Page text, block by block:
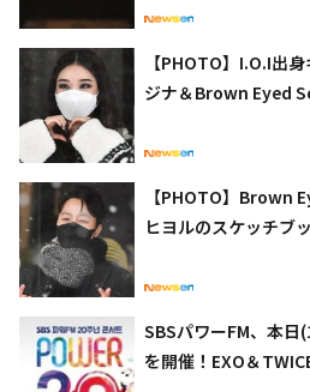
【PHOTO】I.O.I出
ジナ＆Brown Eyed
【PHOTO】Brown
ヒヨルのスケッチブ
SBSパワーFM、本日
を開催！EXO＆